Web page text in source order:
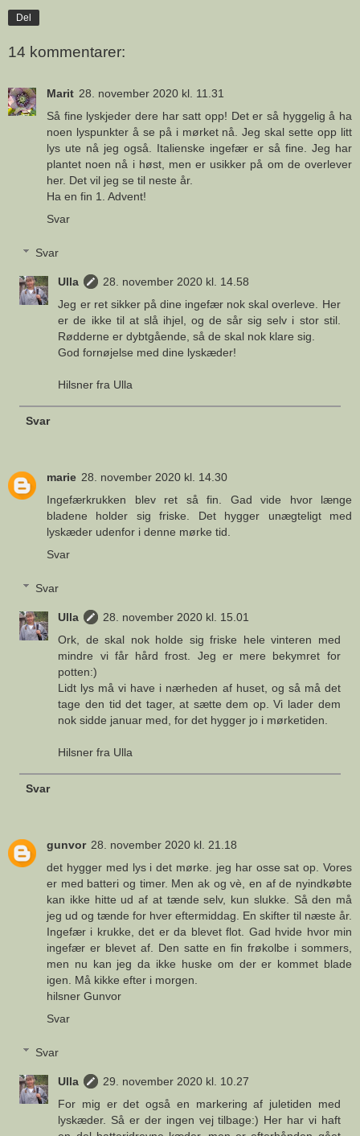
Del
14 kommentarer:
Marit 28. november 2020 kl. 11.31
Så fine lyskjeder dere har satt opp! Det er så hyggelig å ha
noen lyspunkter å se på i mørket nå. Jeg skal sette opp litt
lys ute nå jeg også. Italienske ingefær er så fine. Jeg har
plantet noen nå i høst, men er usikker på om de overlever
her. Det vil jeg se til neste år.
Ha en fin 1. Advent!
Svar
Svar
Ulla
28. november 2020 kl. 14.58
Jeg er ret sikker på dine ingefær nok skal overleve. Her
er de ikke til at slå ihjel, og de sår sig selv i stor stil.
Rødderne er dybtgående, så de skal nok klare sig.
God fornøjelse med dine lyskæder!
Hilsner fra Ulla
Svar
marie 28. november 2020 kl. 14.30
Ingefærkrukken blev ret så fin. Gad vide hvor længe
bladene holder sig friske. Det hygger unægteligt med
lyskæder udenfor i denne mørke tid.
Svar
Svar
Ulla
28. november 2020 kl. 15.01
Ork, de skal nok holde sig friske hele vinteren med
mindre vi får hård frost. Jeg er mere bekymret for
potten:)
Lidt lys må vi have i nærheden af huset, og så må det
tage den tid det tager, at sætte dem op. Vi lader dem
nok sidde januar med, for det hygger jo i mørketiden.
Hilsner fra Ulla
Svar
gunvor 28. november 2020 kl. 21.18
det hygger med lys i det mørke. jeg har osse sat op. Vores
er med batteri og timer. Men ak og vè, en af de nyindkøbte
kan ikke hitte ud af at tænde selv, kun slukke. Så den må
jeg ud og tænde for hver eftermiddag. En skifter til næste år.
Ingefær i krukke, det er da blevet flot. Gad hvide hvor min
ingefær er blevet af. Den satte en fin frøkolbe i sommers,
men nu kan jeg da ikke huske om der er kommet blade
igen. Må kikke efter i morgen.
hilsner Gunvor
Svar
Svar
Ulla
29. november 2020 kl. 10.27
For mig er det også en markering af juletiden med
lyskæder. Så er der ingen vej tilbage:) Her har vi haft